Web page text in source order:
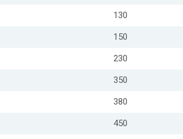
130
150
230
350
380
450